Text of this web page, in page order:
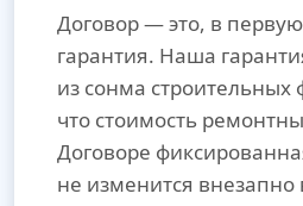
Договор — это, в
гарантия. Наша
из сонма
что стоимость
Договоре
не изменится внезапно